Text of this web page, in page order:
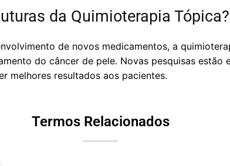
da Quimioterapia Tópica?
de novos medicamentos, a
do câncer de pele. Novas pesquisas estão
melhores resultados aos pacientes.
Termos Relacionados